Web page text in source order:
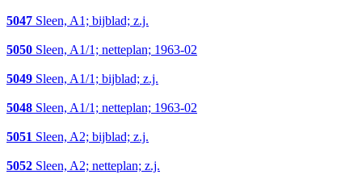
5047 Sleen, A1; bijblad; z.j.
5050 Sleen, A1/1; netteplan; 1963-02
5049 Sleen, A1/1; bijblad; z.j.
5048 Sleen, A1/1; netteplan; 1963-02
5051 Sleen, A2; bijblad; z.j.
5052 Sleen, A2; netteplan; z.j.